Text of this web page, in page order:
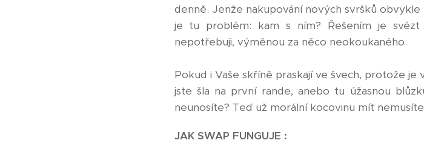
denně. Jenže nakupování nových svršků
je tu problém: kam s ním? Řešením je
nepotřebuji, výměnou za něco neokoukaného.
Pokud i Vaše skříně praskají ve švech, protože
jste šla na první rande, anebo tu úžasnou
neunosíte? Teď už morální kocovinu mít
JAK SWAP FUNGUJE :